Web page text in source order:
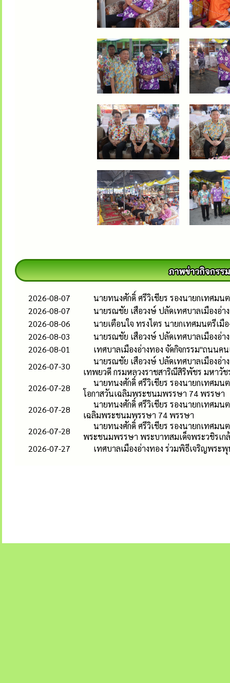
2026-08-07
นายทนงศักดิ์ ศรีวิเชียร รองนายกเทศมน
2026-08-07
นายรณชัย เสือวงษ์ ปลัดเทศบาลเมืองอ่
2026-08-06
นายเตือนใจ ทรงไตร นายกเทศมนตรีเมื
2026-08-03
นายรณชัย เสือวงษ์ ปลัดเทศบาลเมืองอ่า
2026-08-01
เทศบาลเมืองอ่างทอง จัดกิจกรรม"ถนนค
2026-07-30
นายรณชัย เสือวงษ์ ปลัดเทศบาลเมืองอ่
เทพยวดี กรมหลวงราชสาริณีสิริพัชร มหาวัช
2026-07-28
นายทนงศักดิ์ ศรีวิเชียร รองนายกเทศม
โอกาสวันเฉลิมพระชนมพรรษา 74 พรรษา
2026-07-28
นายทนงศักดิ์ ศรีวิเชียร รองนายกเทศมน
เฉลิมพระชนมพรรษา 74 พรรษา
2026-07-28
นายทนงศักดิ์ ศรีวิเชียร รองนายกเทศม
พระชนมพรรษา พระบาทสมเด็จพระวชิรเก
2026-07-27
เทศบาลเมืองอ่างทอง ร่วมพิธีเจริญพระ